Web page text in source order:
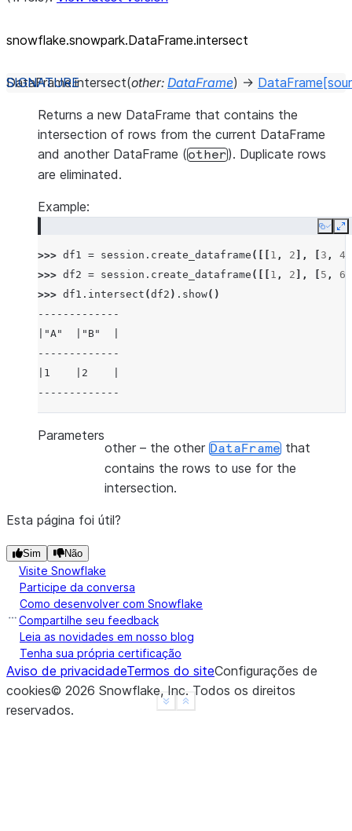
snowflake.snowpark.DataFrame.intersect
DataFrame.intersect(other: DataFrame) → DataFrame
Returns a new DataFrame that contains the
intersection of rows from the current DataFrame
and another DataFrame (other). Duplicate rows
are eliminated.
Example:
Copy
>>> df1 = session . create_dataframe ([[ 1 , 2 ], 3 , 4
>>> df2 = session . create_dataframe ([[ 1 , 2 ], 5 , 6
>>> df1 . intersect (df2 ) . show()
-------------
|"A"  |"B"  |
-------------
|1    |2    |
-------------
Show less
See more
Parameters
other – the other DataFrame that
contains the rows to use for the
intersection.
Esta página foi útil?
Sim Não
Visite Snowflake
Participe da conversa
Como desenvolver com Snowflake
Compartilhe seu feedback
Leia as novidades em nosso blog
Tenha sua própria certificação
Aviso de privacidadeTermos do siteConfigurações de
cookies© 2026 Snowflake, Inc. Todos os direitos
reservados.